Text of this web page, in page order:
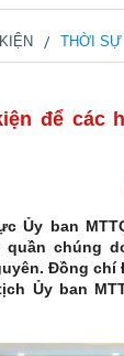
THỜI SỰ
để các
Ủy ban
chúng
Đồng chí
Ủy ban